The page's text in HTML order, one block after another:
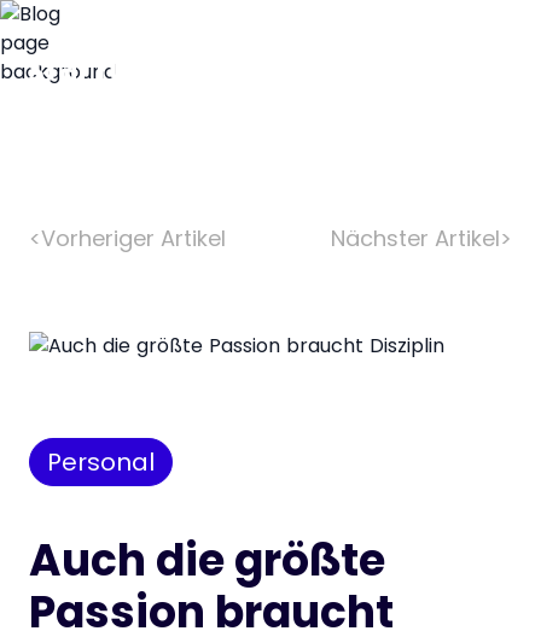
<Vorheriger Artikel Nächster Artikel>
Personal
Auch die größte
Passion braucht